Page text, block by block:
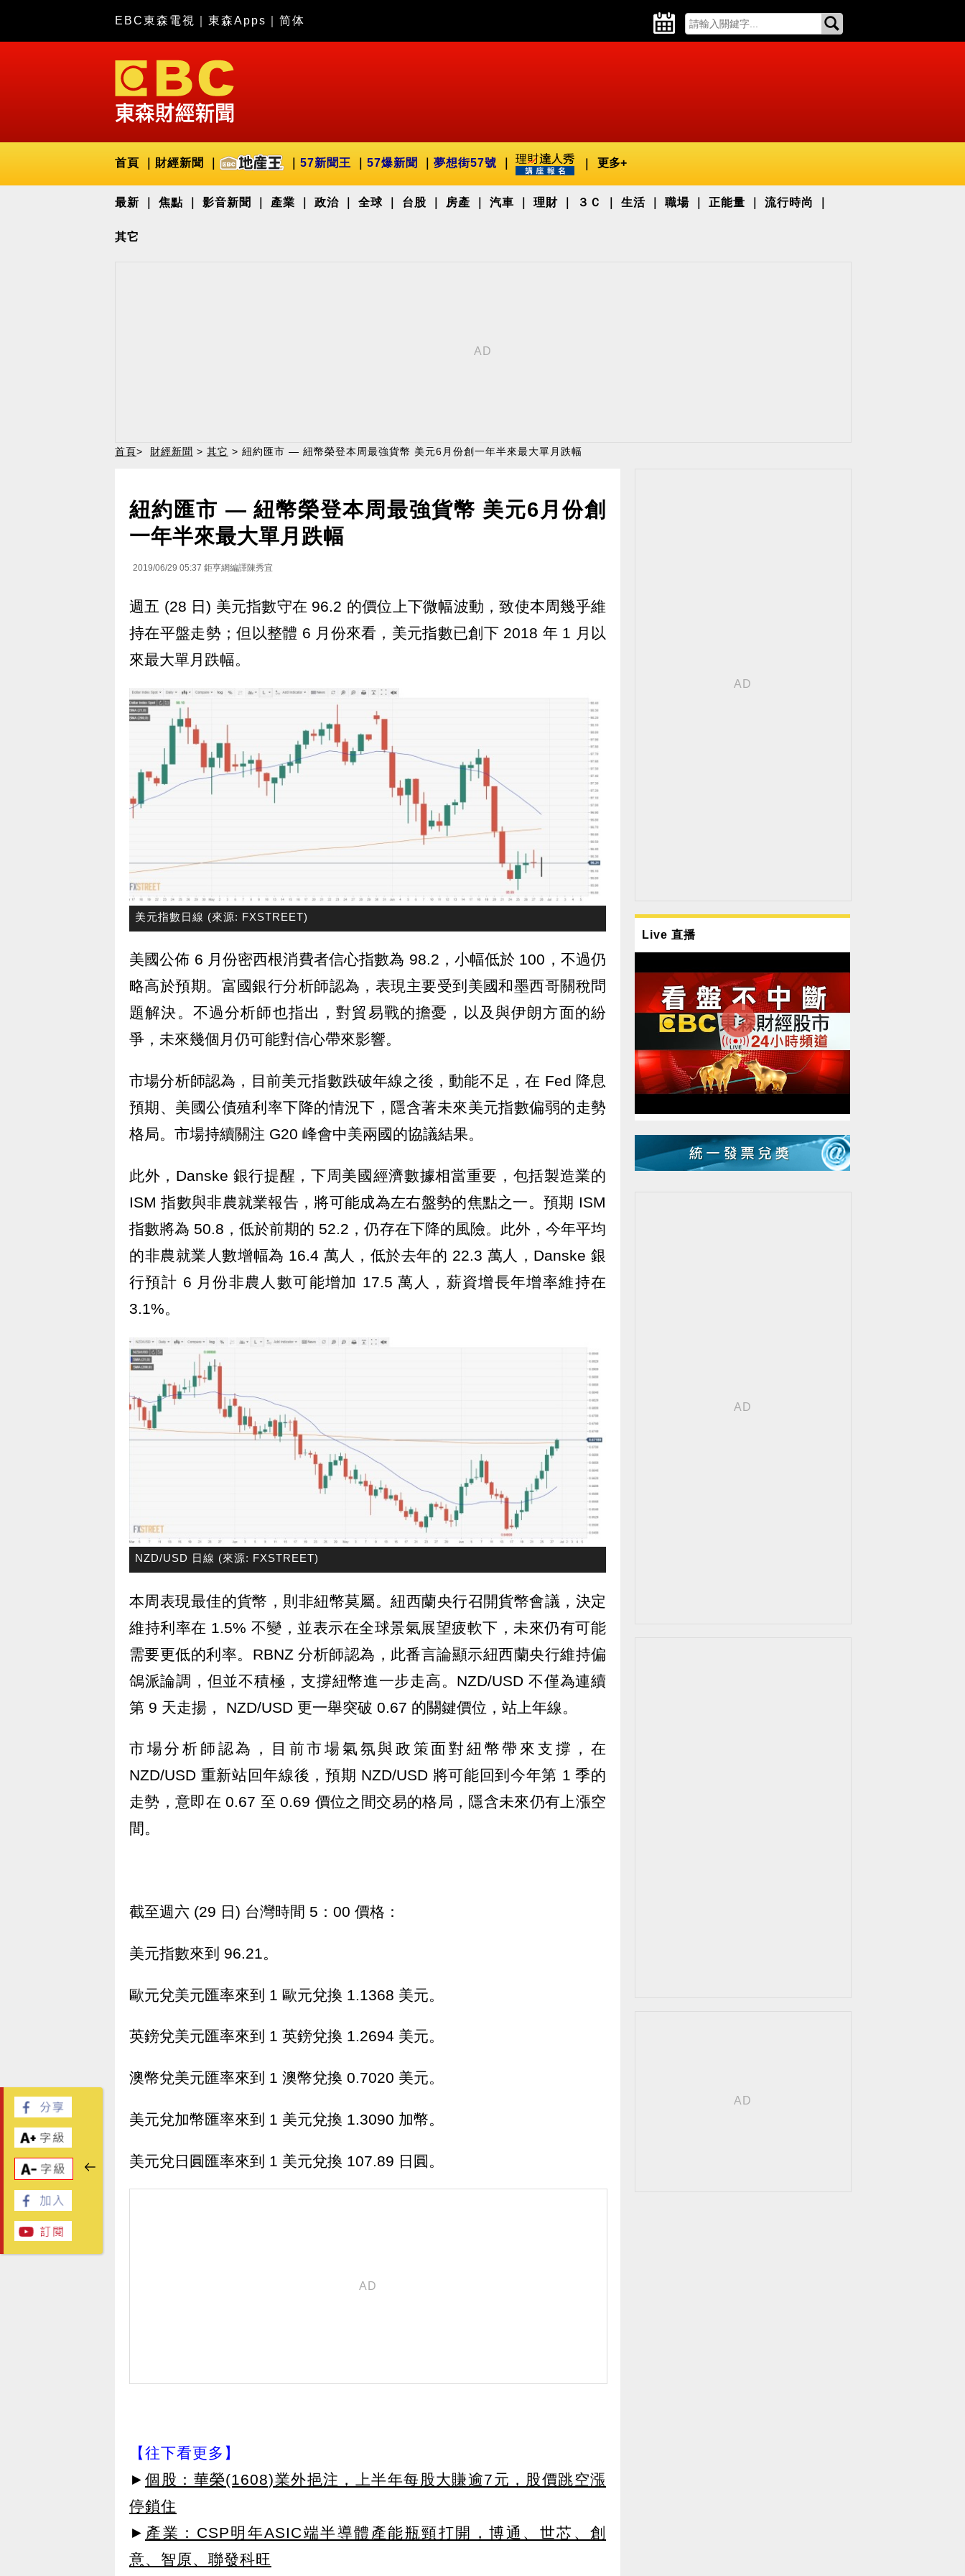
EBC東森電視 東森Apps 简体
首頁 財經新聞 57新聞王 57爆新聞 夢想街57號 更多+
最新 焦點 影音新聞 產業 政治 全球 台股 房產 汽車 理財 ３Ｃ 生活 職場 正能量 流行時尚
其它
首頁> 財經新聞 > 其它 > 紐約匯市 — 紐幣榮登本周最強貨幣 美元6月份創一年半來最大單月跌幅
紐約匯市 — 紐幣榮登本周最強貨幣 美元6月份創
一年半來最大單月跌幅
2019/06/29 05:37 鉅亨網編譯陳秀宜
週五 (28 日) 美元指數守在 96.2 的價位上下微幅波動，致使本周幾乎維
持在平盤走勢；但以整體 6 月份來看，美元指數已創下 2018 年 1 月以
來最大單月跌幅。
美元指數日線 (來源: FXSTREET)
美國公佈 6 月份密西根消費者信心指數為 98.2，小幅低於 100，不過仍
略高於預期。富國銀行分析師認為，表現主要受到美國和墨西哥關稅問
題解決。不過分析師也指出，對貿易戰的擔憂，以及與伊朗方面的紛
爭，未來幾個月仍可能對信心帶來影響。
市場分析師認為，目前美元指數跌破年線之後，動能不足，在 Fed 降息
預期、美國公債殖利率下降的情況下，隱含著未來美元指數偏弱的走勢
格局。市場持續關注 G20 峰會中美兩國的協議結果。
此外，Danske 銀行提醒，下周美國經濟數據相當重要，包括製造業的
ISM 指數與非農就業報告，將可能成為左右盤勢的焦點之一。預期 ISM
指數將為 50.8，低於前期的 52.2，仍存在下降的風險。此外，今年平均
的非農就業人數增幅為 16.4 萬人，低於去年的 22.3 萬人，Danske 銀
行預計 6 月份非農人數可能增加 17.5 萬人，薪資增長年增率維持在
3.1%。
NZD/USD 日線 (來源: FXSTREET)
本周表現最佳的貨幣，則非紐幣莫屬。紐西蘭央行召開貨幣會議，決定
維持利率在 1.5% 不變，並表示在全球景氣展望疲軟下，未來仍有可能
需要更低的利率。RBNZ 分析師認為，此番言論顯示紐西蘭央行維持偏
鴿派論調，但並不積極，支撐紐幣進一步走高。NZD/USD 不僅為連續
第 9 天走揚， NZD/USD 更一舉突破 0.67 的關鍵價位，站上年線。
市場分析師認為，目前市場氣氛與政策面對紐幣帶來支撐，在
NZD/USD 重新站回年線後，預期 NZD/USD 將可能回到今年第 1 季的
走勢，意即在 0.67 至 0.69 價位之間交易的格局，隱含未來仍有上漲空
間。
截至週六 (29 日) 台灣時間 5：00 價格：
美元指數來到 96.21。
歐元兌美元匯率來到 1 歐元兌換 1.1368 美元。
英鎊兌美元匯率來到 1 英鎊兌換 1.2694 美元。
澳幣兌美元匯率來到 1 澳幣兌換 0.7020 美元。
美元兌加幣匯率來到 1 美元兌換 1.3090 加幣。
美元兌日圓匯率來到 1 美元兌換 107.89 日圓。
【往下看更多】
► 個股：華榮(1608)業外挹注，上半年每股大賺逾7元，股價跳空漲
停鎖住
► 產業：CSP明年ASIC端半導體產能瓶頸打開，博通、世芯、創
意、智原、聯發科旺
Live 直播